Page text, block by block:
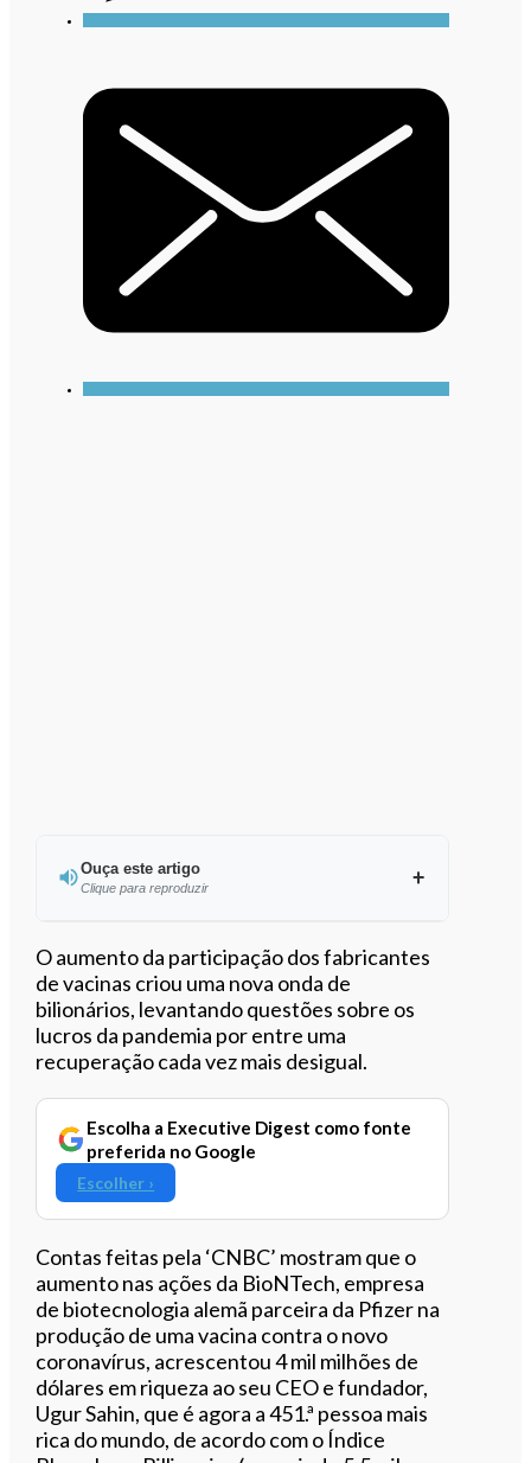
Ouça este artigo
Clique para reproduzir
Ouvir este artigo
O aumento da participação dos fabricantes
de vacinas criou uma nova onda de
bilionários, levantando questões sobre os
lucros da pandemia por entre uma
recuperação cada vez mais desigual.
Escolha a Executive Digest como fonte
preferida no Google
Escolher ›
Contas feitas pela ‘CNBC’ mostram que o
aumento nas ações da BioNTech, empresa
de biotecnologia alemã parceira da Pfizerna
produção de uma vacina contra o novo
coronavírus, acrescentou 4 mil milhões de
dólares em riqueza ao seu CEO e fundador,
Ugur Sahin, que é agora a 451.ª pessoa mais
rica do mundo, de acordo com o Índice